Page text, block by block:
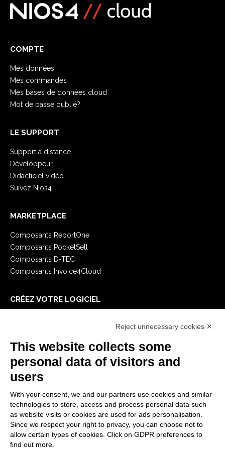
COMPTE
Mes données
Mes commandes
Mes bases de données cloud
Mot de passe oublié?
LE SUPPORT
Support à distance
Développeur
Didacticiel vidéo
Suivez Nios4
MARKETPLACE
Composants ReportOne
Composants PocketSell
Composants D-TEC
Composants Invoice4Cloud
CRÉEZ VOTRE LOGICIEL
E-Book
MENTIONS LÉGALES
Politiques de confidentialité
Security Policy
Documentation contractuelle et RGPD
Conditions générales de livraison
Reject unnecessary cookies ✕
This website collects some
personal data of visitors and
users
With your consent, we and our partners use cookies and similar
technologies to store, access and process personal data such
as website visits or cookies are used for ads personalisation.
Since we respect your right to privacy, you can choose not to
allow certain types of cookies. Click on GDPR preferences to
find out more.